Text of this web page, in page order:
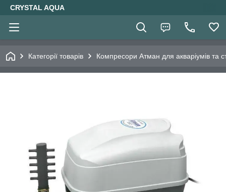
CRYSTAL AQUA
Категорії товарів Компресори Атман для акваріумів та